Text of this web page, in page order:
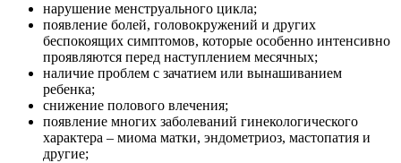
нарушение менструального цикла;
появление болей, головокружений и других
беспокоящих симптомов, которые особенно интенсивно
проявляются перед наступлением месячных;
наличие проблем с зачатием или вынашиванием
ребенка;
снижение полового влечения;
появление многих заболеваний гинекологического
характера – миома матки, эндометриоз, мастопатия и
другие;